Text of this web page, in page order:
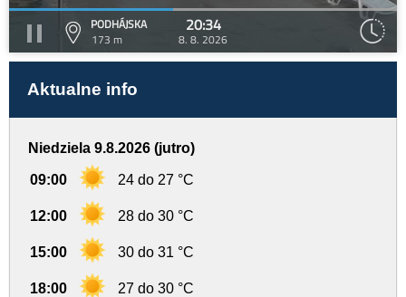
PODHÁJSKA
173 m
20:34
8. 8. 2026
Aktualne info
Niedziela 9.8.2026 (jutro)
09:00 24 do 27 °C
12:00 28 do 30 °C
15:00 30 do 31 °C
18:00 27 do 30 °C